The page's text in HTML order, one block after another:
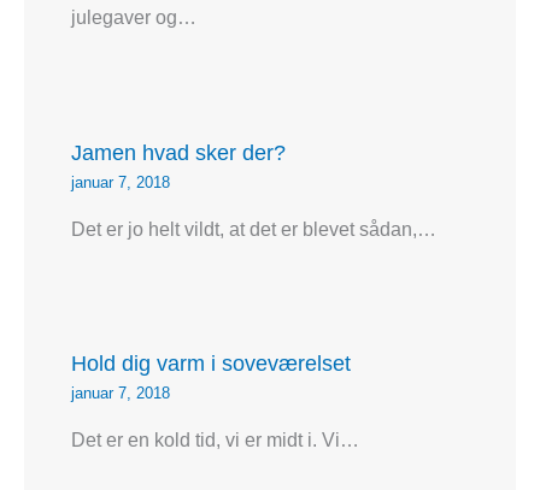
julegaver og…
Jamen hvad sker der?
januar 7, 2018
Det er jo helt vildt, at det er blevet sådan,…
Hold dig varm i soveværelset
januar 7, 2018
Det er en kold tid, vi er midt i. Vi…